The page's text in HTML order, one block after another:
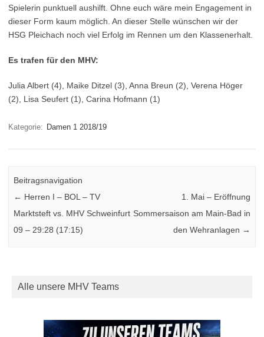
Spielerin punktuell aushilft. Ohne euch wäre mein Engagement in
dieser Form kaum möglich. An dieser Stelle wünschen wir der
HSG Pleichach noch viel Erfolg im Rennen um den Klassenerhalt.
Es trafen für den MHV:
Julia Albert (4), Maike Ditzel (3), Anna Breun (2), Verena Höger
(2), Lisa Seufert (1), Carina Hofmann (1)
Kategorie: Damen 1 2018/19
Beitragsnavigation
← Herren I – BOL – TV
Marktsteft vs. MHV Schweinfurt
09 – 29:28 (17:15)
1. Mai – Eröffnung
Sommersaison am Main-Bad in
den Wehranlagen →
Alle unsere MHV Teams